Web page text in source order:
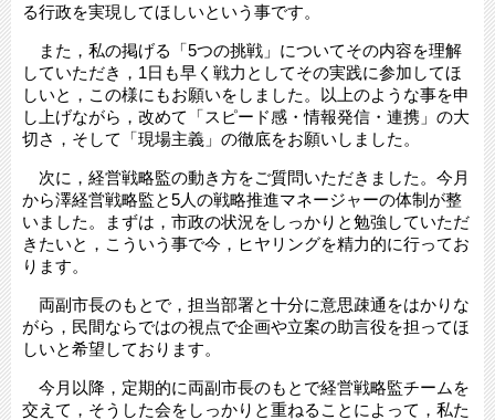
る行政を実現してほしいという事です。
また，私の掲げる「5つの挑戦」についてその内容を理解
していただき，1日も早く戦力としてその実践に参加してほ
しいと，この様にもお願いをしました。以上のような事を申
し上げながら，改めて「スピード感・情報発信・連携」の大
切さ，そして「現場主義」の徹底をお願いしました。
次に，経営戦略監の動き方をご質問いただきました。今月
から澤経営戦略監と5人の戦略推進マネージャーの体制が整
いました。まずは，市政の状況をしっかりと勉強していただ
きたいと，こういう事で今，ヒヤリングを精力的に行ってお
ります。
両副市長のもとで，担当部署と十分に意思疎通をはかりな
がら，民間ならではの視点で企画や立案の助言役を担ってほ
しいと希望しております。
今月以降，定期的に両副市長のもとで経営戦略監チームを
交えて，そうした会をしっかりと重ねることによって，私た